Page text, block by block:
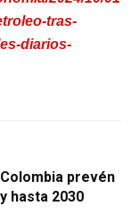
tras-
diarios-
prevén
hasta 2030